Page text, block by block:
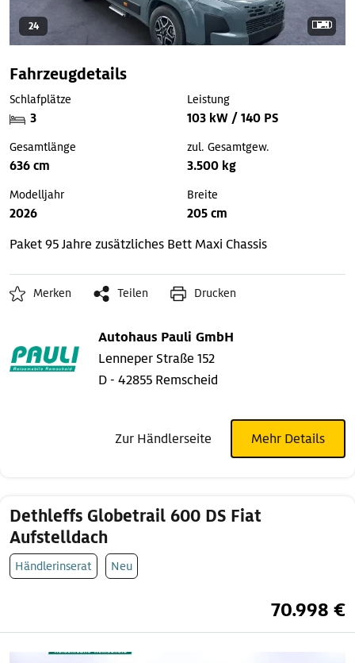
24
Fahrzeugdetails
Schlafplätze
3
Leistung
103 kW / 140 PS
Gesamtlänge
636 cm
zul. Gesamtgew.
3.500 kg
Modelljahr
2026
Breite
205 cm
Paket 95 Jahre zusätzliches BettMaxi Chassis
Merken Teilen Drucken
Autohaus Pauli GmbH
Lenneper Straße 152
D - 42855 Remscheid
Zur Händlerseite Mehr Details
Dethleffs Globetrail 600 DS Fiat
Aufstelldach
Händlerinserat Neu
70.998 €